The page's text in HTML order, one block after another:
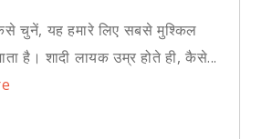
चुनें, यह हमारे लिए सबसे मुश्किल
है। शादी लायक उम्र होते ही, कैसे...